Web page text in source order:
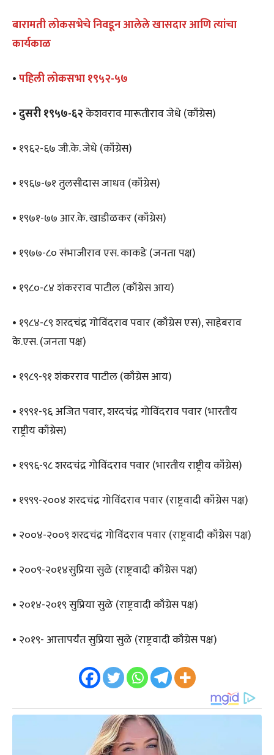
बारामती लोकसभेचे निवडून आलेले खासदार आणि त्यांचा
कार्यकाळ
•पहिलीलोकसभा१९५२-५७
•दुसरी१९५७-६२केशवराव मारूतीराव जेधे (काँग्रेस)
• १९६२-६७ जी.के. जेधे (काँग्रेस)
• १९६७-७१ तुलसीदास जाधव (काँग्रेस)
• १९७१-७७ आर.के. खाडीळकर (काँग्रेस)
• १९७७-८० संभाजीराव एस. काकडे (जनता पक्ष)
• १९८०-८४ शंकरराव पाटील (काँग्रेस आय)
• १९८४-८९ शरदचंद्र गोविंदराव पवार (काँग्रेस एस), साहेबराव
के.एस. (जनता पक्ष)
• १९८९-९१ शंकरराव पाटील (काँग्रेस आय)
• १९९१-९६ अजित पवार, शरदचंद्र गोविंदराव पवार (भारतीय
राष्ट्रीय काँग्रेस)
• १९९६-९८ शरदचंद्र गोविंदराव पवार (भारतीय राष्ट्रीय काँग्रेस)
• १९९९-२००४ शरदचंद्र गोविंदराव पवार (राष्ट्रवादी काँग्रेस पक्ष)
• २००४-२००९ शरदचंद्र गोविंदराव पवार (राष्ट्रवादी काँग्रेस पक्ष)
• २००९-२०१४सुप्रिया सुळे (राष्ट्रवादी काँग्रेस पक्ष)
• २०१४-२०१९ सुप्रिया सुळे (राष्ट्रवादी काँग्रेस पक्ष)
• २०१९- आत्तापर्यंत सुप्रिया सुळे (राष्ट्रवादी काँग्रेस पक्ष)